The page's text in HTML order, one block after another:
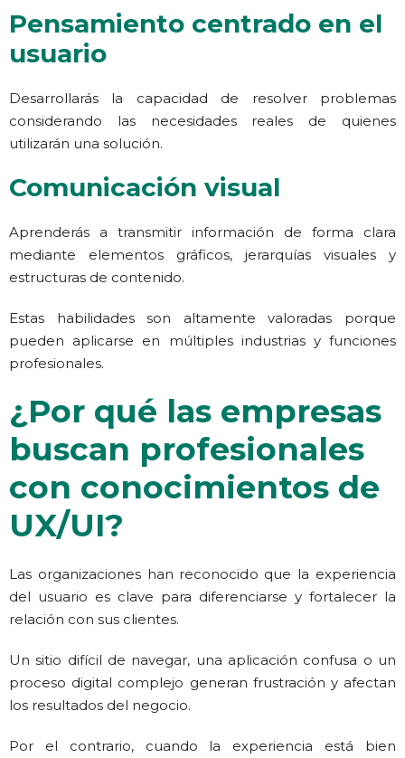
Pensamiento centrado en el
usuario
Desarrollarás la capacidad de resolver problemas
considerando las necesidades reales de quienes
utilizarán una solución.
Comunicación visual
Aprenderás a transmitir información de forma clara
mediante elementos gráficos, jerarquías visuales y
estructuras de contenido.
Estas habilidades son altamente valoradas porque
pueden aplicarse en múltiples industrias y funciones
profesionales.
¿Por qué las empresas
buscan profesionales
con conocimientos de
UX/UI?
Las organizaciones han reconocido que la experiencia
del usuario es clave para diferenciarse y fortalecer la
relación con sus clientes.
Un sitio difícil de navegar, una aplicación confusa o un
proceso digital complejo generan frustración y afectan
los resultados del negocio.
Por el contrario, cuando la experiencia está bien